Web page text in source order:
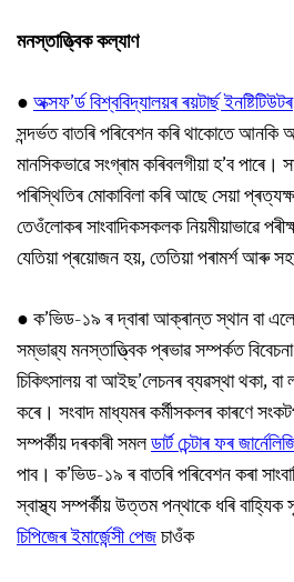
মনস্তাত্ত্বিক কল্যাণ
●অক্সফ’ৰ্ড বিশ্ববিদ্যালয়ৰ ৰয়টাৰ্ছ ইনষ্টিটিউটৰ
সন্দৰ্ভত বাতৰি পৰিবেশন কৰি থাকোতে
মানসিকভাৱে সংগ্ৰাম কৰিবলগীয়া হ’ব পাৰে।
পৰিস্থিতিৰ মোকাবিলা কৰি আছে সেয়া
তেওঁলোকৰ সাংবাদিকসকলক নিয়মীয়াভাৱে
যেতিয়া প্ৰয়োজন হয়, তেতিয়া পৰামৰ্শ আৰু
●ক’ভিড-১৯ ৰ দ্বাৰা আক্ৰান্ত স্থান বা
সম্ভাৱ্য মনস্তাত্ত্বিক প্ৰভাৱ সম্পৰ্কত
চিকিৎসালয় বা আইছ’লেচনৰ ব্যৱস্থা থকা, বা
কৰে। সংবাদ মাধ্যমৰ কৰ্মীসকলৰ কাৰণে
সম্পৰ্কীয় দৰকাৰী সমলডাৰ্ট চেন্টাৰ ফৰ
পাব। ক’ভিড-১৯ ৰ বাতৰি পৰিবেশন কৰা
স্বাস্থ্য সম্পৰ্কীয় উত্তম পন্থাকে ধৰি
চিপিজেৰ ইমাৰ্জেন্সী পেজচাওঁক